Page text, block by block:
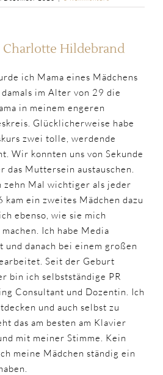
Charlotte Hildebrand
ich Mama eines Mädchens
damals im Alter von 29 die
in meinem engeren
Glücklicherweise habe
zwei tolle, werdende
Wir konnten uns von Sekunde
das Muttersein austauschen.
zehn Mal wichtiger als jeder
ein zweites Mädchen dazu
ebenso, wie sie mich
Ich habe Media
und danach bei einem großen
Seit der Geburt
bin ich selbstständige PR
Consultant und Dozentin. Ich
und auch selbst zu
das am besten am Klavier
mit meiner Stimme. Kein
meine Mädchen ständig ein